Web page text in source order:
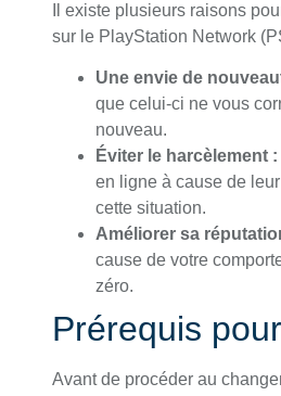
Il existe plusieurs raisons
sur le PlayStation Network
Une envie de
que celui-ci ne vous
nouveau.
Éviter le harcèlement :
en ligne à cause de
cette situation.
Améliorer sa
cause de votre
zéro.
Prérequis
Avant de procéder au